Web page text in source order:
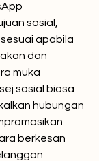
sosial,
apabila
dan
muka
sosial biasa
hubungan
berkesan